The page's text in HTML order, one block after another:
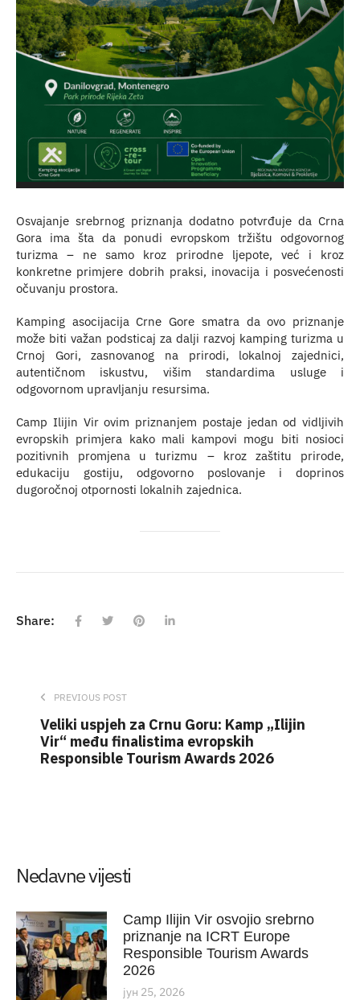
Osvajanje srebrnog priznanja dodatno potvrđuje da Crna
Gora ima šta da ponudi evropskom tržištu odgovornog
turizma – ne samo kroz prirodne ljepote, već i kroz
konkretne primjere dobrih praksi, inovacija i posvećenosti
očuvanju prostora.
Kamping asocijacija Crne Gore smatra da ovo priznanje
može biti važan podsticaj za dalji razvoj kamping turizma u
Crnoj Gori, zasnovanog na prirodi, lokalnoj zajednici,
autentičnom iskustvu, višim standardima usluge i
odgovornom upravljanju resursima.
Camp Ilijin Vir ovim priznanjem postaje jedan od vidljivih
evropskih primjera kako mali kampovi mogu biti nosioci
pozitivnih promjena u turizmu – kroz zaštitu prirode,
edukaciju gostiju, odgovorno poslovanje i doprinos
dugoročnoj otpornosti lokalnih zajednica.
Share:
PREVIOUS POST
Veliki uspjeh za Crnu Goru: Kamp „Ilijin
Vir“ među finalistima evropskih
Responsible Tourism Awards 2026
Nedavne vijesti
Camp Ilijin Vir osvojio srebrno
priznanje na ICRT Europe
Responsible Tourism Awards
2026
јун 25, 2026